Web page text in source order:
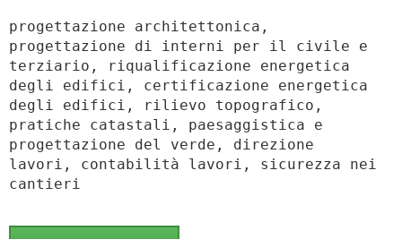
progettazione architettonica,
progettazione di interni per il civile e
terziario, riqualificazione energetica
degli edifici, certificazione energetica
degli edifici, rilievo topografico,
pratiche catastali, paesaggistica e
progettazione del verde, direzione
lavori, contabilità lavori, sicurezza nei
cantieri